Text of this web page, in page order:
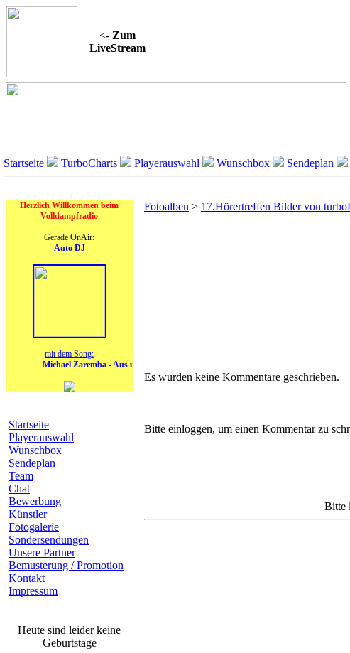
<- Zum
LiveStream
Startseite TurboCharts Playerauswahl Wunschbox Sendeplan
Herzlich Willkommen beim
Volldampfradio
Gerade OnAir:
Auto DJ
mit dem Song:
Michael Zaremba - Aus und vorbei
Startseite
Playerauswahl
Wunschbox
Sendeplan
Team
Chat
Bewerbung
Künstler
Fotogalerie
Sondersendungen
Unsere Partner
Bemusterung / Promotion
Kontakt
Impressum
Heute sind leider keine
Geburtstage
Fotoalben > 17.Hörertreffen Bilder von
Es wurden keine Kommentare geschrieben.
Bitte einloggen, um einen Kommentar zu
Bitte